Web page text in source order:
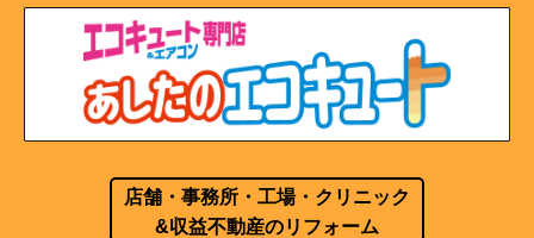
店舗・事務所・工場・クリニック
&収益不動産のリフォーム